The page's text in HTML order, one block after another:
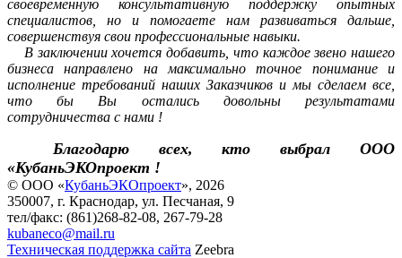
своевременную консультативную поддержку опытных
специалистов, но и помогаете нам развиваться дальше,
совершенствуя свои профессиональные навыки.
В заключении хочется добавить, что каждое звено нашего
бизнеса направлено на максимально точное понимание и
исполнение требований наших Заказчиков и мы сделаем все,
что бы Вы остались довольны результатами
сотрудничества с нами !
Благодарю всех, кто выбрал ООО
«КубаньЭКОпроект !
© ООО «КубаньЭКОпроект», 2026
350007, г. Краснодар, ул. Песчаная, 9
тел/факс: (861)268-82-08, 267-79-28
kubaneco@mail.ru
Техническая поддержка сайта Zeebra